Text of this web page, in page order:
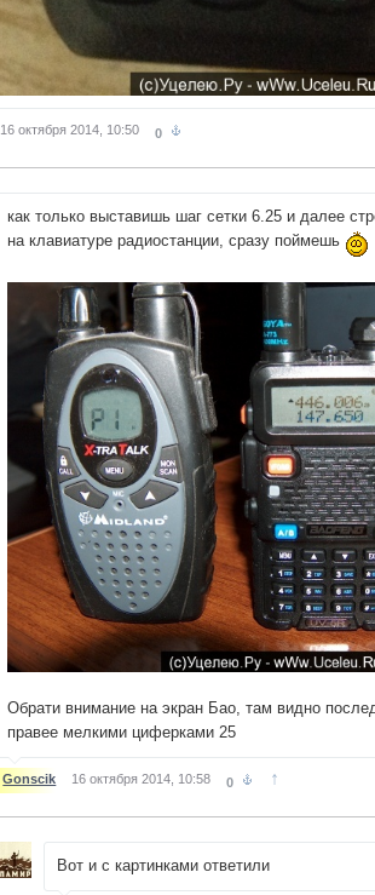
16 октября 2014, 10:50 0
как только выставишь шаг сетки 6.25 и далее
на клавиатуре радиостанции, сразу поймешь
Обрати внимание на экран Бао, там видно
правее мелкими циферками 25
Gonscik 16 октября 2014, 10:58 0 ↑
Вот и с картинками ответили